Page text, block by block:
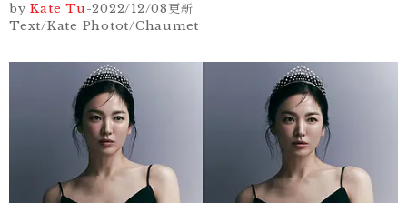
by Kate Tu-2022/12/08更新
Text/Kate Photot/Chaumet